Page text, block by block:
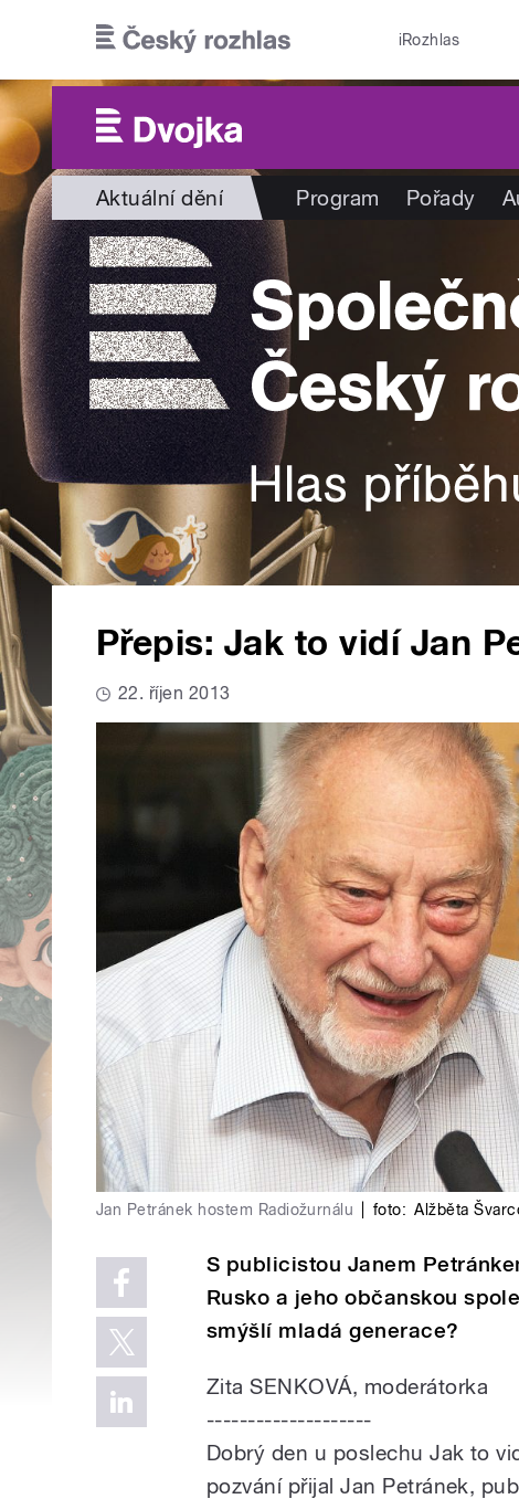
iRozhlas
Aktuální dění Program Pořady
Přepis: Jak to vidí Jan
22. říjen 2013
Jan Petránek hostem Radiožurnálu foto: Alžběta
S publicistou Janem
Rusko a jeho občanskou
smýšlí mladá generace?
Zita SENKOVÁ, moderátorka
--------------------
Dobrý den u poslechu Jak to
pozvání přijal Jan Petránek,